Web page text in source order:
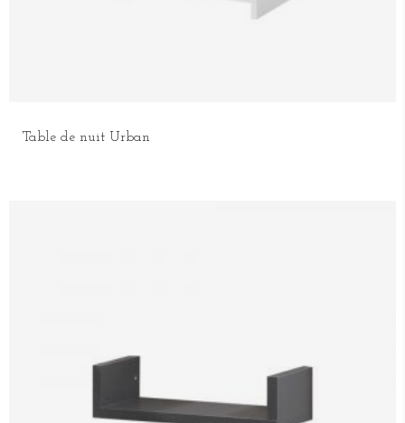
Table de nuit Urban